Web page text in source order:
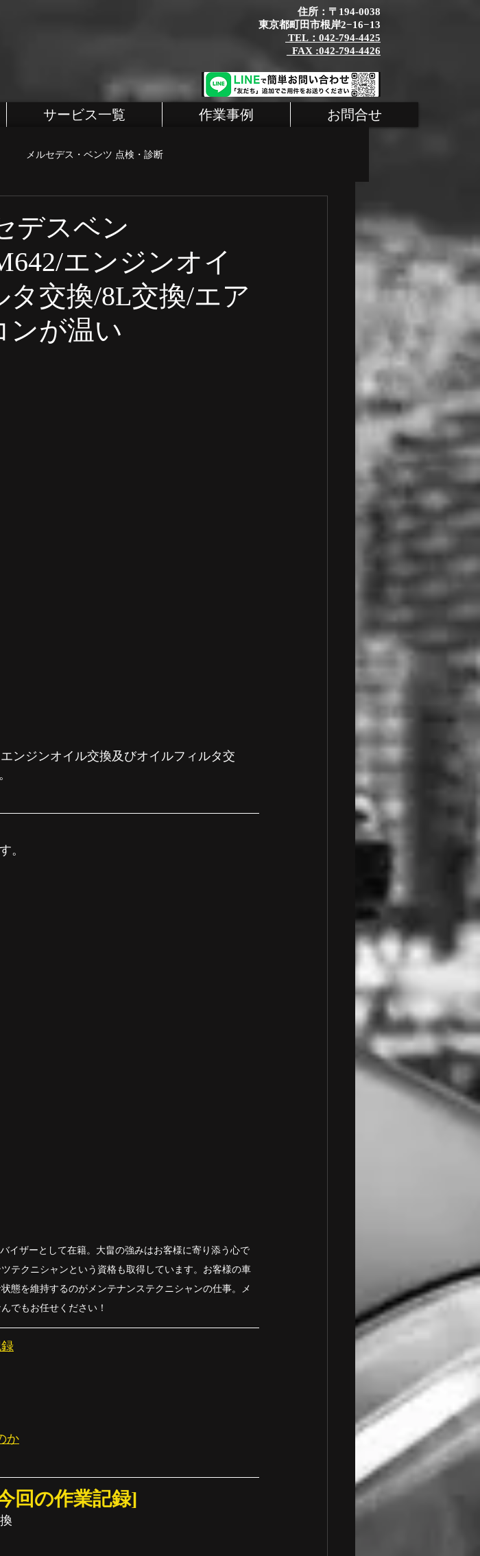
住所：〒194-0038
東京都町田市根岸2−16−13
TEL：042-794-4425
_FAX :042-794-4426
サービス一覧 作業事例 お問合せ
メルセデス・ベンツ 点検・診断
田、相模原、八王子整備屋 ポルシェ 整備
フォルクスワーゲン車検 点検
デスベン
エンジンオイ
交換/8L交換/エア
ンが温い
ンジンオイル交換及びオイルフィルタ交
。
イザーとして在籍。大畠の強みはお客様に寄り添う心で
テクニシャンという資格も取得しています。お客様の車
態を維持するのがメンテナンステクニシャンの仕事。メ
でもお任せください！
か
回の作業記録]